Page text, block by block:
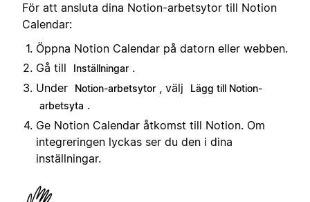
För att ansluta dina Notion-arbetsytor till Notion
Calendar:
Öppna Notion Calendar på datorn eller webben.
Gå till
Inställningar .
Under
Notion-arbetsytor , välj
Lägg till Notion-
arbetsyta .
Ge Notion Calendar åtkomst till Notion. Om
integreringen lyckas ser du den i dina
inställningar.